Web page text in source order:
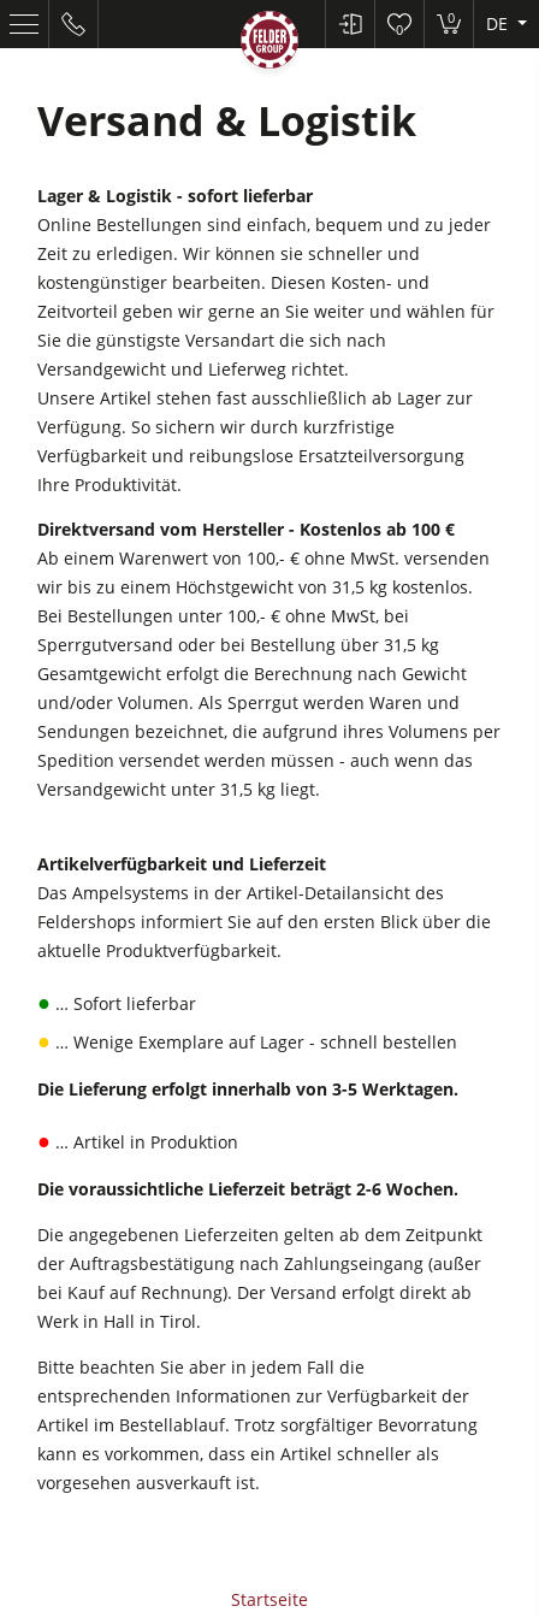
0
0 DE
Kreissägen und Formatkreissägen
Hobelmaschinen
Fräsmaschinen
Kreissäge-Fräsmaschinen
Kombimaschinen
CNC-Bearbeitungszentren
CNC Fenster- und Türenbearbeitung
Breitbandschleifmaschinen
Langband- & Kantenschleifmaschinen
Bürst- und Bürstschleifmaschinen
Bandsägen
Druckbalkensägen & Plattenaufteilsägen
Brikettierpressen
Heizplattenpressen & Vakuumpressen
Rohluftabsauggeräte
Reinluftabsauggeräte & Entstauber
Vorschubapparate
Werkstattausrüstung
F4Solutions Software
Automatisierung & Materialhandling
Projektmanagement
Kreissägen und Formatkreissägen
Hobelmaschinen
Kantenanleimmaschinen
Schleifmaschinen
Bandsägen
Bohrmaschinen
Absauggeräte & Entstauber
Vorschubapparate
Versand & Logistik
Lager & Logistik - sofort lieferbar
Online Bestellungen sind einfach, bequem und zu jeder
Zeit zu erledigen. Wir können sie schneller und
kostengünstiger bearbeiten. Diesen Kosten- und
Zeitvorteil geben wir gerne an Sie weiter und wählen für
Sie die günstigste Versandart die sich nach
Versandgewicht und Lieferweg richtet.
Unsere Artikel stehen fast ausschließlich ab Lager zur
Verfügung. So sichern wir durch kurzfristige
Verfügbarkeit und reibungslose Ersatzteilversorgung
Ihre Produktivität.
Direktversand vom Hersteller - Kostenlos ab 100 €
Ab einem Warenwert von 100,- € ohne MwSt. versenden
wir bis zu einem Höchstgewicht von 31,5 kg kostenlos.
Bei Bestellungen unter 100,- € ohne MwSt, bei
Sperrgutversand oder bei Bestellung über 31,5 kg
Gesamtgewicht erfolgt die Berechnung nach Gewicht
und/oder Volumen. Als Sperrgut werden Waren und
Sendungen bezeichnet, die aufgrund ihres Volumens per
Spedition versendet werden müssen - auch wenn das
Versandgewicht unter 31,5 kg liegt.
Artikelverfügbarkeit und Lieferzeit
Das Ampelsystems in der Artikel-Detailansicht des
Feldershops informiert Sie auf den ersten Blick über die
aktuelle Produktverfügbarkeit.
● … Sofort lieferbar
● … Wenige Exemplare auf Lager - schnell bestellen
Die Lieferung erfolgt innerhalb von 3-5 Werktagen.
● … Artikel in Produktion
Die voraussichtliche Lieferzeit beträgt 2-6 Wochen.
Die angegebenen Lieferzeiten gelten ab dem Zeitpunkt
der Auftragsbestätigung nach Zahlungseingang (außer
bei Kauf auf Rechnung). Der Versand erfolgt direkt ab
Werk in Hall in Tirol.
Bitte beachten Sie aber in jedem Fall die
entsprechenden Informationen zur Verfügbarkeit der
Artikel im Bestellablauf. Trotz sorgfältiger Bevorratung
kann es vorkommen, dass ein Artikel schneller als
vorgesehen ausverkauft ist.
Startseite